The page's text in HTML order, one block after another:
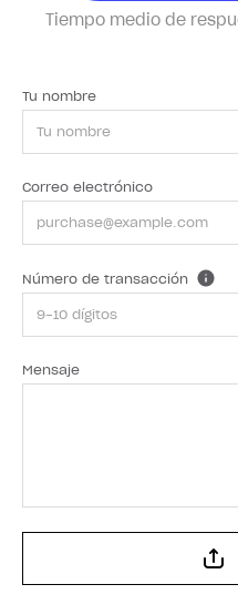
Tiempo medio de
Tu nombre
Correo electrónico
Número de transacción
Mensaje